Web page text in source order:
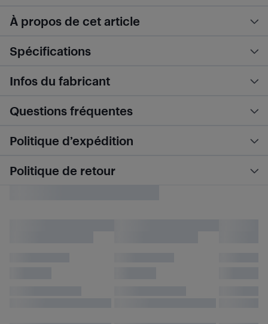
À propos de cet article
Spécifications
Infos du fabricant
Questions fréquentes
Politique d’expédition
Politique de retour